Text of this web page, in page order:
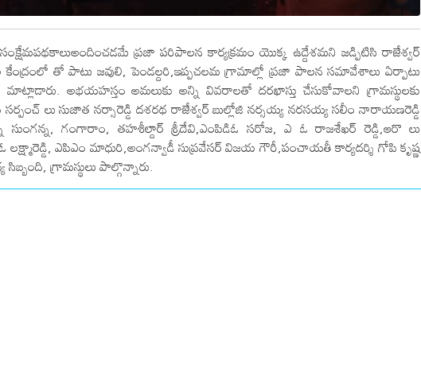
సంక్షేమపథకాలుఅందించడమే ప్రజా పరిపాలన కార్యక్రమం యొక్క ఉద్దేశమని జడ్పిటిసి రాజేశ్వర్
కేంద్రంలో తో పాటు జవులి, పెండల్దరి,ఇప్పచలమ గ్రామాల్లో ప్రజా పాలన సమావేశాలు ఏర్పాటు
అభయహస్తం అమలుకు అన్ని వివరాలతో దరఖాస్తు చేసుకోవాలని గ్రామస్థులకు
లు సుజాత నర్సారెడ్డి దశరథ రాజేశ్వర్ బుల్లోజి నర్సయ్య నరసయ్య సలీం నారాయణరెడ్డి
సుంగన్న, గంగారాం, తహశీల్దార్ శ్రీదేవి,ఎంపిడిఓ సరోజ, ఎ ఓ రాజశేఖర్ రెడ్డి,ఆరొ లు
ఎపిఎం మాధురి,అంగన్వాడీ సుప్రవేసర్ విజయ గౌరీ,పంచాయతీ కార్యదర్శి గోపి కృష్ణ
గ్రామస్థులు పాల్గొన్నారు.